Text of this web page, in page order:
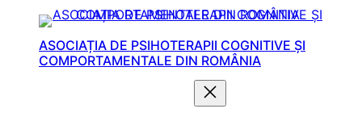
conținut
ASOCIAȚIA DE PSIHOTERAPII COGNITIVE ȘI
COMPORTAMENTALE DIN ROMÂNIA